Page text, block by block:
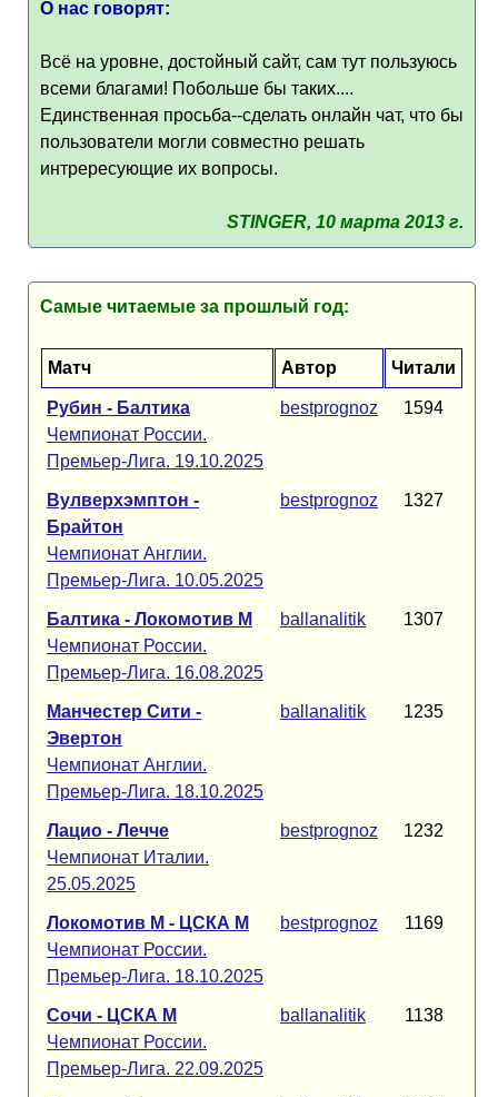
О нас говорят:
Всё на уровне, достойный сайт, сам тут пользуюсь
всеми благами! Побольше бы таких....
Единственная просьба--сделать онлайн чат, что бы
пользователи могли совместно решать
интрересующие их вопросы.
STINGER, 10 марта 2013 г.
Самые читаемые за прошлый год:
Матч Автор Читали
Рубин - Балтика
Чемпионат России.
Премьер-Лига. 19.10.2025
bestprognoz 1594
Вулверхэмптон -
Брайтон
Чемпионат Англии.
Премьер-Лига. 10.05.2025
bestprognoz 1327
Балтика - Локомотив М
Чемпионат России.
Премьер-Лига. 16.08.2025
ballanalitik 1307
Манчестер Сити -
Эвертон
Чемпионат Англии.
Премьер-Лига. 18.10.2025
ballanalitik 1235
Лацио - Лечче
Чемпионат Италии.
25.05.2025
bestprognoz 1232
Локомотив М - ЦСКА М
Чемпионат России.
Премьер-Лига. 18.10.2025
bestprognoz 1169
Сочи - ЦСКА М
Чемпионат России.
Премьер-Лига. 22.09.2025
ballanalitik 1138